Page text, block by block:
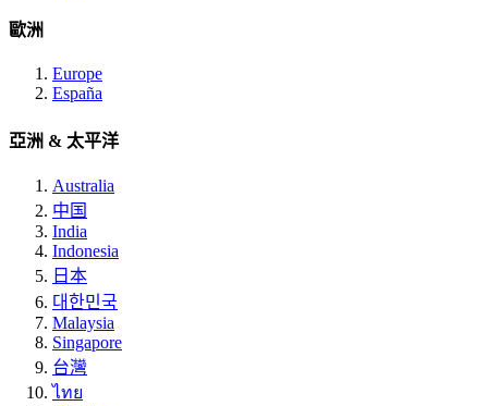
歐洲
Europe
España
亞洲 & 太平洋
Australia
中国
India
Indonesia
日本
대한민국
Malaysia
Singapore
台灣
ไทย